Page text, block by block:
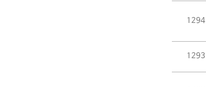
1294
1293